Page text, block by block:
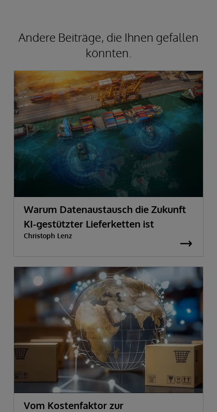
Andere Beiträge, die Ihnen gefallen
könnten.
Warum Datenaustausch die Zukunft
KI-gestützter Lieferketten ist
Christoph Lenz
Vom Kostenfaktor zur